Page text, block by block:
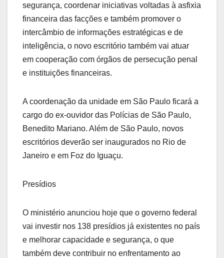
segurança, coordenar iniciativas voltadas à asfixia
financeira das facções e também promover o
intercâmbio de informações estratégicas e de
inteligência, o novo escritório também vai atuar
em cooperação com órgãos de persecução penal
e instituições financeiras.
A coordenação da unidade em São Paulo ficará a
cargo do ex-ouvidor das Polícias de São Paulo,
Benedito Mariano. Além de São Paulo, novos
escritórios deverão ser inaugurados no Rio de
Janeiro e em Foz do Iguaçu.
Presídios
O ministério anunciou hoje que o governo federal
vai investir nos 138 presídios já existentes no país
e melhorar capacidade e segurança, o que
também deve contribuir no enfrentamento ao